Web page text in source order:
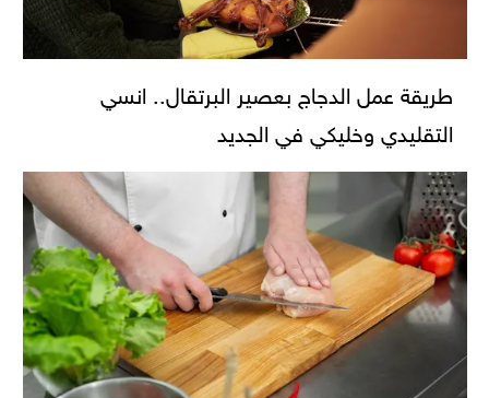
طريقة عمل الدجاج بعصير البرتقال.. انسي
التقليدي وخليكي في الجديد